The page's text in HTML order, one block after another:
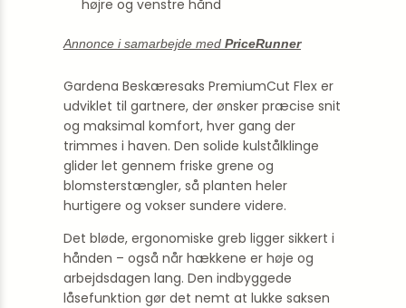
højre og venstre hånd
Annonce i samarbejde med PriceRunner
Gardena Beskæresaks PremiumCut Flex er
udviklet til gartnere, der ønsker præcise snit
og maksimal komfort, hver gang der
trimmes i haven. Den solide kulstålklinge
glider let gennem friske grene og
blomsterstængler, så planten heler
hurtigere og vokser sundere videre.
Det bløde, ergonomiske greb ligger sikkert i
hånden – også når hækkene er høje og
arbejdsdagen lang. Den indbyggede
låsefunktion gør det nemt at lukke saksen